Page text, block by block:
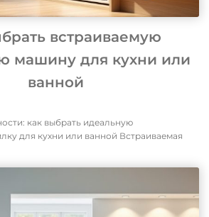
встраиваемую
машину для кухни или
ванной
как выбрать идеальную
для кухни или ванной Встраиваемая